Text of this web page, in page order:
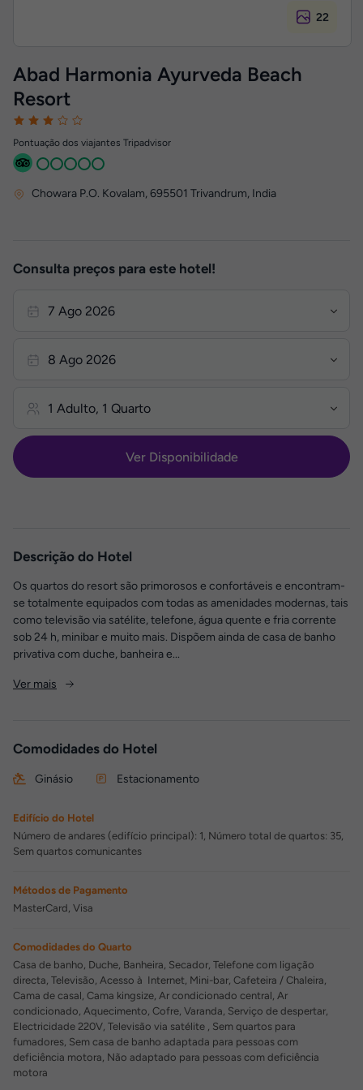
22
Abad Harmonia Ayurveda Beach
Resort
Pontuação dos viajantes Tripadvisor
Chowara P.O. Kovalam,695501 Trivandrum, India
Consulta preços para este hotel!
Ver Disponibilidade
Descrição do Hotel
Os quartos do resort são primorosos e confortáveis e encontram-
se totalmente equipados com todas as amenidades modernas, tais
como televisão via satélite, telefone, água quente e fria corrente
sob 24 h, minibar e muito mais. Dispõem ainda de casa de banho
privativa com duche, banheira e...
Ver mais
Comodidades do Hotel
Ginásio Estacionamento
Edifício do Hotel
Número de andares (edifício principal): 1, Número total de quartos: 35,
Sem quartos comunicantes
Métodos de Pagamento
MasterCard, Visa
Comodidades do Quarto
Casa de banho, Duche, Banheira, Secador, Telefone com ligação
directa, Televisão, Acesso à Internet, Mini-bar, Cafeteira / Chaleira,
Cama de casal, Cama kingsize, Ar condicionado central, Ar
condicionado, Aquecimento, Cofre, Varanda, Serviço de despertar,
Electricidade 220V, Televisão via satélite , Sem quartos para
fumadores, Sem casa de banho adaptada para pessoas com
deficiência motora, Não adaptado para pessoas com deficiência
motora